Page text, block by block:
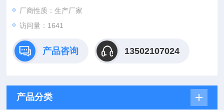
厂商性质：生产厂家
访问量：1641
产品咨询 13502107024
产品分类